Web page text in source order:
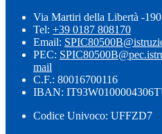
Via Martiri della Libertà -
Tel: +39 0187 808170
Email:
PEC:
mail
C.F.: 80016700116
IBAN:
Codice Univoco: UFFZD7